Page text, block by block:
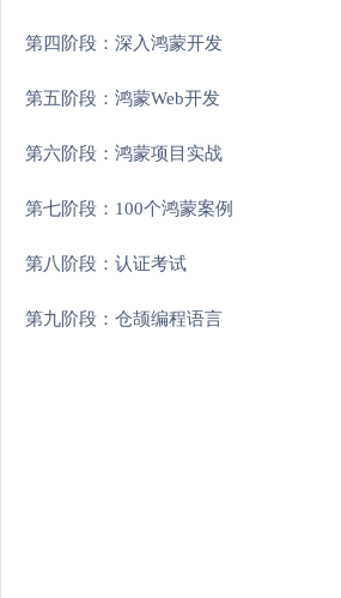
第四阶段：深入鸿蒙开发
第五阶段：鸿蒙Web开发
第六阶段：鸿蒙项目实战
第七阶段：100个鸿蒙案例
第八阶段：认证考试
第九阶段：仓颉编程语言